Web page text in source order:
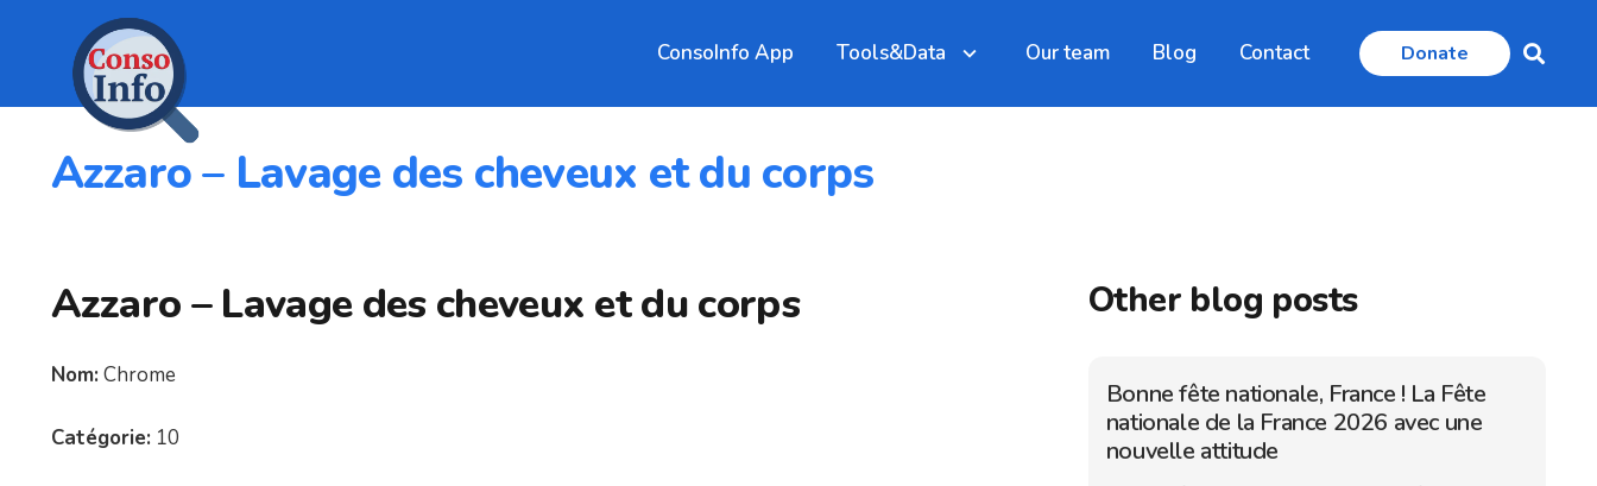
ConsoInfo App Tools&Data Our team Blog Contact Donate
Azzaro – Lavage des cheveux et du corps
Azzaro – Lavage des cheveux et du corps
Nom: Chrome
Catégorie: 10
Other blog posts
Bonne fête nationale, France ! La Fête
nationale de la France 2026 avec une
nouvelle attitude